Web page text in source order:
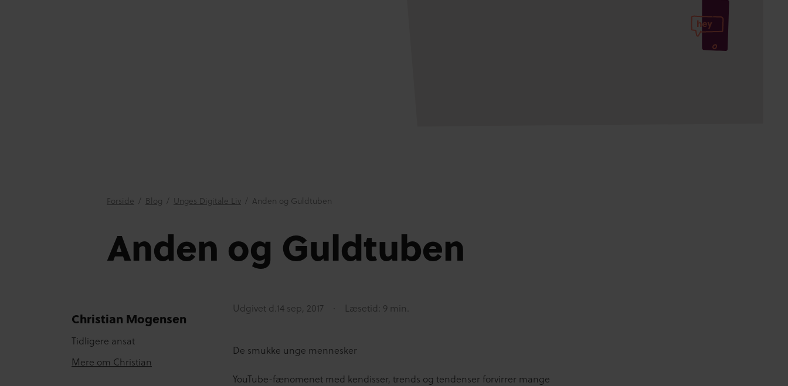
Forside / Blog / Unges Digitale Liv / Anden og Guldtuben
Anden og Guldtuben
Christian Mogensen
Tidligere ansat
Mere om Christian
Udgivet d. 14 sep, 2017 Læsetid: 9 min.
De smukke unge mennesker
YouTube-fænomenet med kendisser, trends og tendenser forvirrer mange